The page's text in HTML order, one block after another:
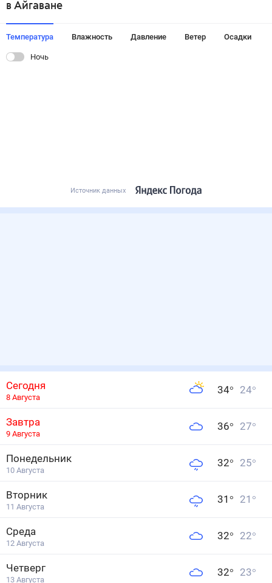
в Айгаване
Температура Влажность Давление Ветер Осадки
Ночь
Источник данных
Сегодня
8 Августа
34° 24°
Завтра
9 Августа
36° 27°
Понедельник
10 Августа
32° 25°
Вторник
11 Августа
31 ° 21 °
Среда
12 Августа
32° 22°
Четверг
13 Августа
32° 23°